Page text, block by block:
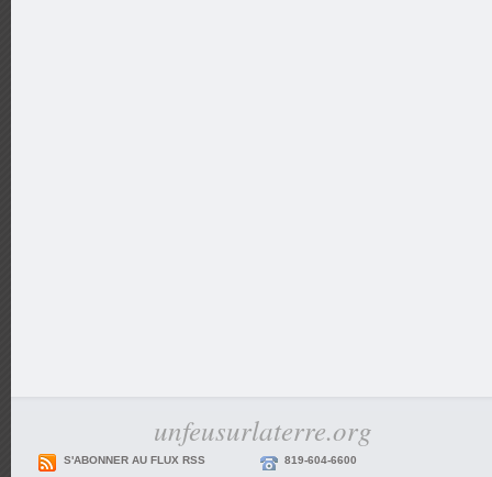
unfeusurlaterre.org
S'ABONNER AU FLUX RSS 819-604-6600